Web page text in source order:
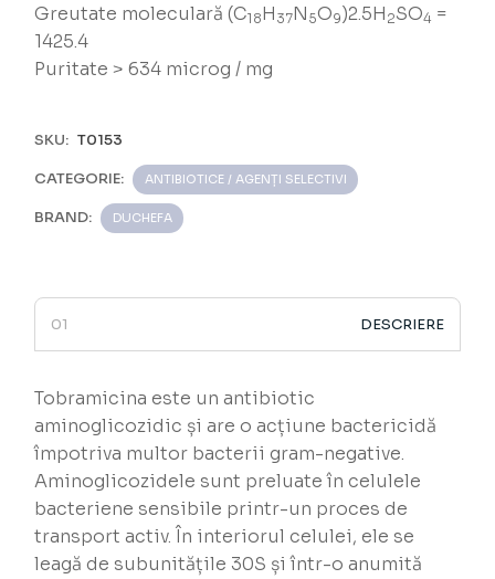
Greutate moleculară (C18H 37N 5O9)2.5H 2SO4 =
1425.4
Puritate > 634 microg / mg
SKU: T0153
CATEGORIE: ANTIBIOTICE / AGENȚI SELECTIVI
BRAND: DUCHEFA
DESCRIERE
Tobramicina este un antibiotic
aminoglicozidic și are o acțiune bactericidă
împotriva multor bacterii gram-negative.
Aminoglicozidele sunt preluate în celulele
bacteriene sensibile printr-un proces de
transport activ. În interiorul celulei, ele se
leagă de subunitățile 30S și într-o anumită